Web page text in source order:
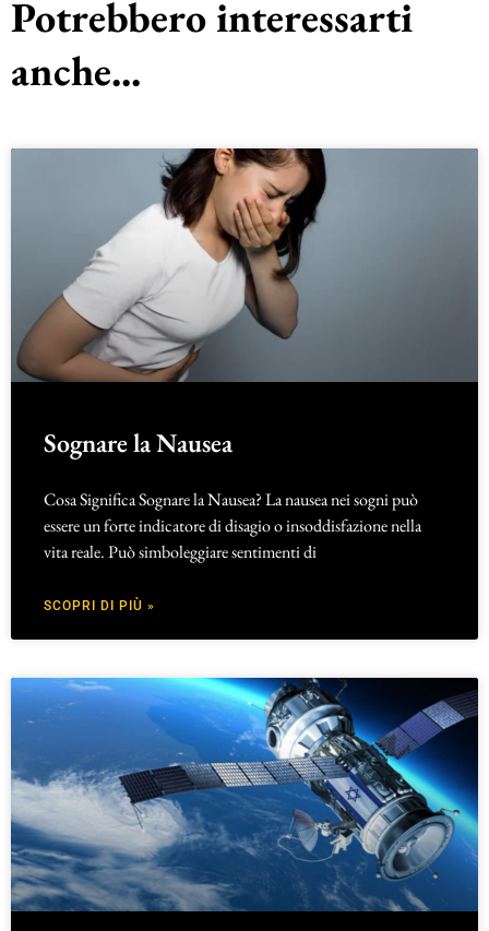
Potrebbero interessarti
anche...
Sognare la Nausea
Cosa Significa Sognare la Nausea? La nausea nei sogni può
essere un forte indicatore di disagio o insoddisfazione nella
vita reale. Può simboleggiare sentimenti di
SCOPRI DI PIÙ »